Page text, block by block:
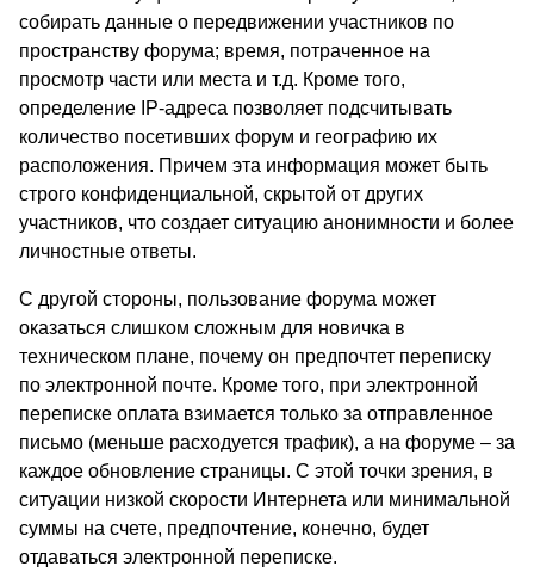
собирать данные о передвижении участников по
пространству форума; время, потраченное на
просмотр части или места и т.д. Кроме того,
определение IP-адреса позволяет подсчитывать
количество посетивших форум и географию их
расположения. Причем эта информация может быть
строго конфиденциальной, скрытой от других
участников, что создает ситуацию анонимности и более
личностные ответы.
С другой стороны, пользование форума может
оказаться слишком сложным для новичка в
техническом плане, почему он предпочтет переписку
по электронной почте. Кроме того, при электронной
переписке оплата взимается только за отправленное
письмо (меньше расходуется трафик), а на форуме – за
каждое обновление страницы. С этой точки зрения, в
ситуации низкой скорости Интернета или минимальной
суммы на счете, предпочтение, конечно, будет
отдаваться электронной переписке.